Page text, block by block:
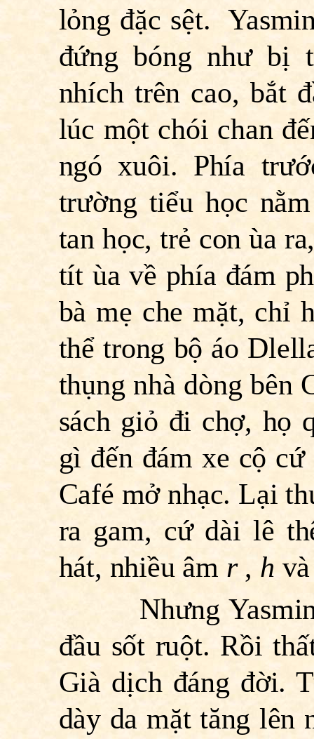
lỏng đặc sệt.
đứng bóng như bị
nhích trên cao, bắt
lúc một chói chan
ngó xuôi. Phía
trường tiểu học
tan học, trẻ con ùa
tít ùa về phía đám
bà mẹ che mặt, chỉ
thể trong bộ áo
thụng nhà dòng bên
sách giỏ đi chợ, họ
gì đến đám xe cộ
Café mở nhạc. Lại
ra gam, cứ dài lê
hát, nhiều âm r, h
Nhưng Yasmina,
đầu sốt ruột. Rồi
Già dịch đáng đời.
dày da mặt tăng lên